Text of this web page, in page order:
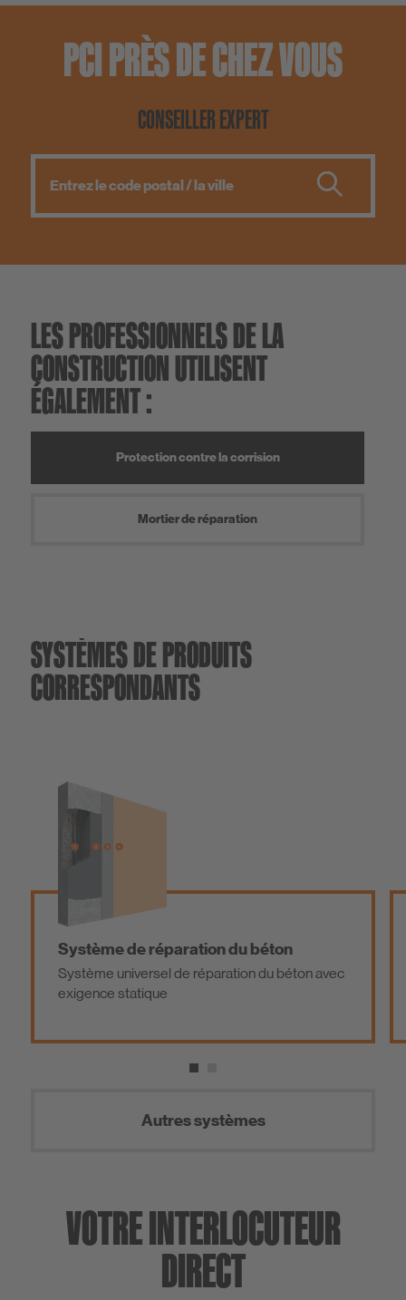
PCI PRÈS DE CHEZ VOUS
CONSEILLER EXPERT
LES PROFESSIONNELS DE LA
CONSTRUCTION UTILISENT
ÉGALEMENT :
Protection contre la corrision
Mortier de réparation
SYSTÈMES DE PRODUITS
CORRESPONDANTS
Système de réparation du béton
Système universel de réparation du béton avec
exigence statique
Autres systèmes
VOTRE INTERLOCUTEUR
DIRECT